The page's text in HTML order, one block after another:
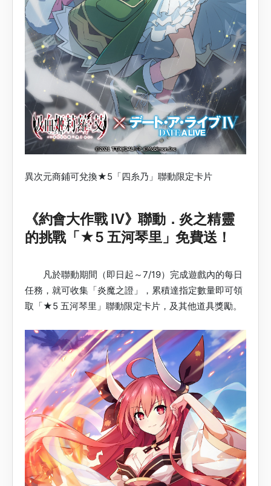
異次元商鋪可兌換★5「四糸乃」聯動限定卡片
《約會大作戰 Ⅳ》聯動．炎之精靈
的挑戰「★5 五河琴里」免費送！
凡於聯動期間（即日起～7/19）完成遊戲內的每日
任務，就可收集「炎魔之證」，累積達指定數量即可領
取「★5 五河琴里」聯動限定卡片，及其他道具獎勵。